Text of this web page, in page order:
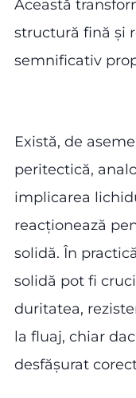
Această
structură fină și
semnificativ
Există, de
peritectică,
implicarea
reacționează
solidă. În
solidă pot fi
duritatea,
la fluaj, chiar
desfășurat